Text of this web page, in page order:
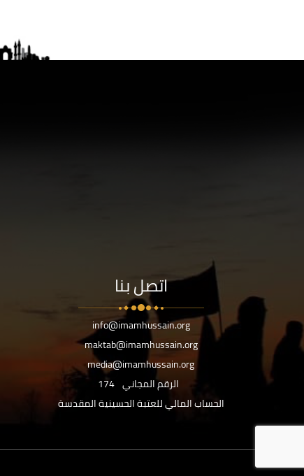
اتصل بنا
info@imamhussain.org
maktab@imamhussain.org
media@imamhussain.org
الرقم المجاني 174
الحساب المالي للعتبة الحسينية المقدسة